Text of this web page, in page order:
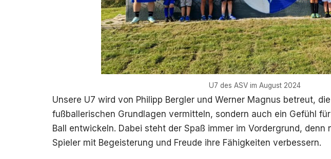
U7 des ASV im August 2024
Unsere U7 wird von Philipp Bergler und Werner Magnus betreut,
fußballerischen Grundlagen vermitteln, sondern auch ein Gefühl
Ball entwickeln. Dabei steht der Spaß immer im Vordergrund, denn
Spieler mit Begeisterung und Freude ihre Fähigkeiten verbessern.